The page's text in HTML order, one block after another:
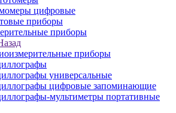
цифровые
приборы
приборы
приборы
универсальные
цифровые запоминающие
мультиметры портативные